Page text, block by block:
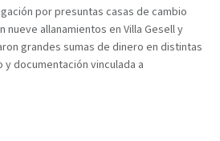
por presuntas casas de cambio
nueve allanamientos en Villa Gesell y
grandes sumas de dinero en distintas
documentación vinculada a